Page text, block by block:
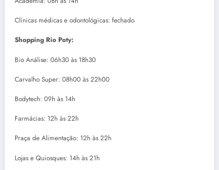
Clínicas médicas e odontológicas: fechado
Shopping Rio Poty:
Bio Análise: 06h30 às 18h30
Carvalho Super: 08h00 às 22h00
Bodytech: 09h às 14h
Farmácias: 12h às 22h
Praça de Alimentação: 12h às 22h
Lojas e Quiosques: 14h às 21h